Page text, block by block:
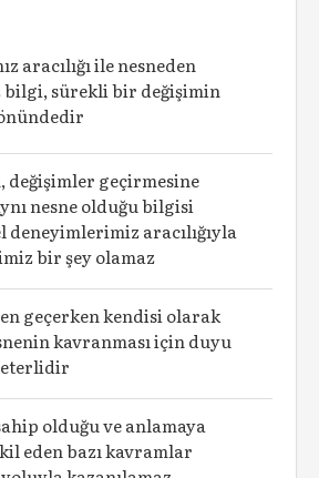
aracılığı ile nesneden
bilgi, sürekli bir değişimin
değişimler geçirmesine
nesne olduğu bilgisi
deneyimlerimiz aracılığıyla
bir şey olamaz
geçerken kendisi olarak
kavranması için duyu
olduğu ve anlamaya
eden bazı kavramlar